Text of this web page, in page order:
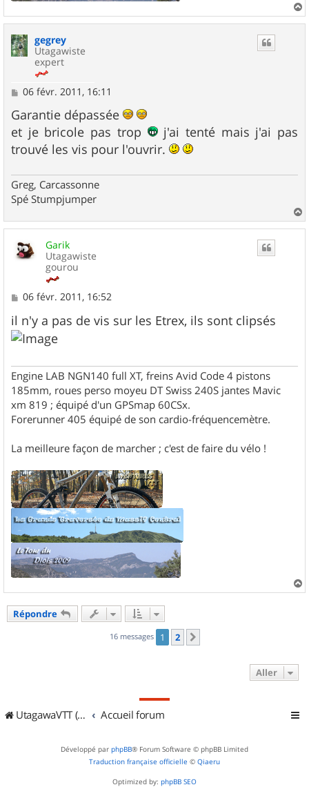
a
gegrey
Utagawiste
expert
M
s
s
a
g
e
06 févr. 2011, 16:11
Garantie dépassée
et je bricole pas trop
j'ai tenté mais j'ai pas
trouvé les vis pour l'ouvrir.
Greg, Carcassonne
Spé Stumpjumper
a
Garik
Utagawiste
gourou
M
s
s
a
06 févr. 2011, 16:52
il n'y a pas de vis sur les Etrex, ils sont clipsés
Engine LAB NGN140 full XT, freins Avid Code 4 pistons
185mm, roues perso moyeu DT Swiss 240S jantes Mavic
xm 819 ; équipé d'un GPSmap 60CSx.
Forerunner 405 équipé de son cardio-fréquencemètre.
La meilleure façon de marcher ; c'est de faire du vélo !
a
Répondre
16 messages 1 2
Aller
UtagawaVTT (Randos VTT et VTTAE avec traces GPS) Accueil forum
Développé par phpBB® Forum Software © phpBB Limited
Traduction française officielle © Qiaeru
Optimized by: phpBB SEO